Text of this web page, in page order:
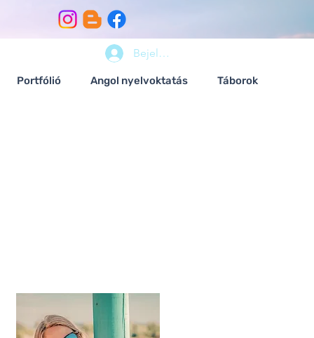
Portfólió Angol nyelvoktatás Táborok
Bejelentkezés